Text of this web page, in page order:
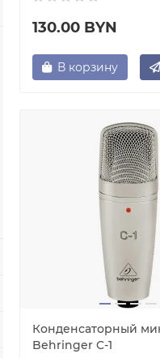
130.00 BYN
В корзину
Конденсаторный
Behringer C-1